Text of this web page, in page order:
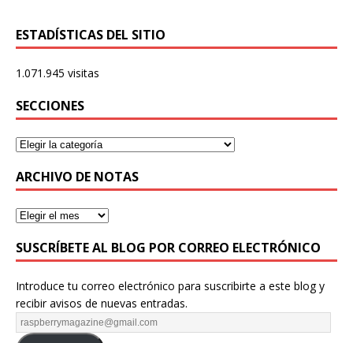
ESTADÍSTICAS DEL SITIO
1.071.945 visitas
SECCIONES
ARCHIVO DE NOTAS
SUSCRÍBETE AL BLOG POR CORREO ELECTRÓNICO
Introduce tu correo electrónico para suscribirte a este blog y
recibir avisos de nuevas entradas.